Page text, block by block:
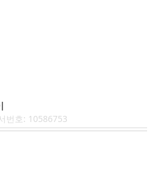
번호: 10586753